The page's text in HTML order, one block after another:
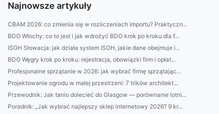
Najnowsze artykuły
CBAM 2026: co zmienia się w rozliczeniach importu? Praktyczn...
BDO Włochy: co to jest i jak wdrożyć BDO krok po kroku dla f...
ISOH Słowacja: jak działa system ISOH, jakie dane obejmuje i...
BDO Węgry krok po kroku: rejestracja, obowiązki firm i opłat...
Profesjonalne sprzątanie w 2026: jak wybrać firmę sprzątając...
Projektowanie ogrodu w małej przestrzeni: 7 trików architekt...
Przewodnik: Jak tanio dolecieć do Glasgow — porównanie lotni...
Poradnik: „Jak wybrać najlepszy sklep internetowy 2026? 9 kr...